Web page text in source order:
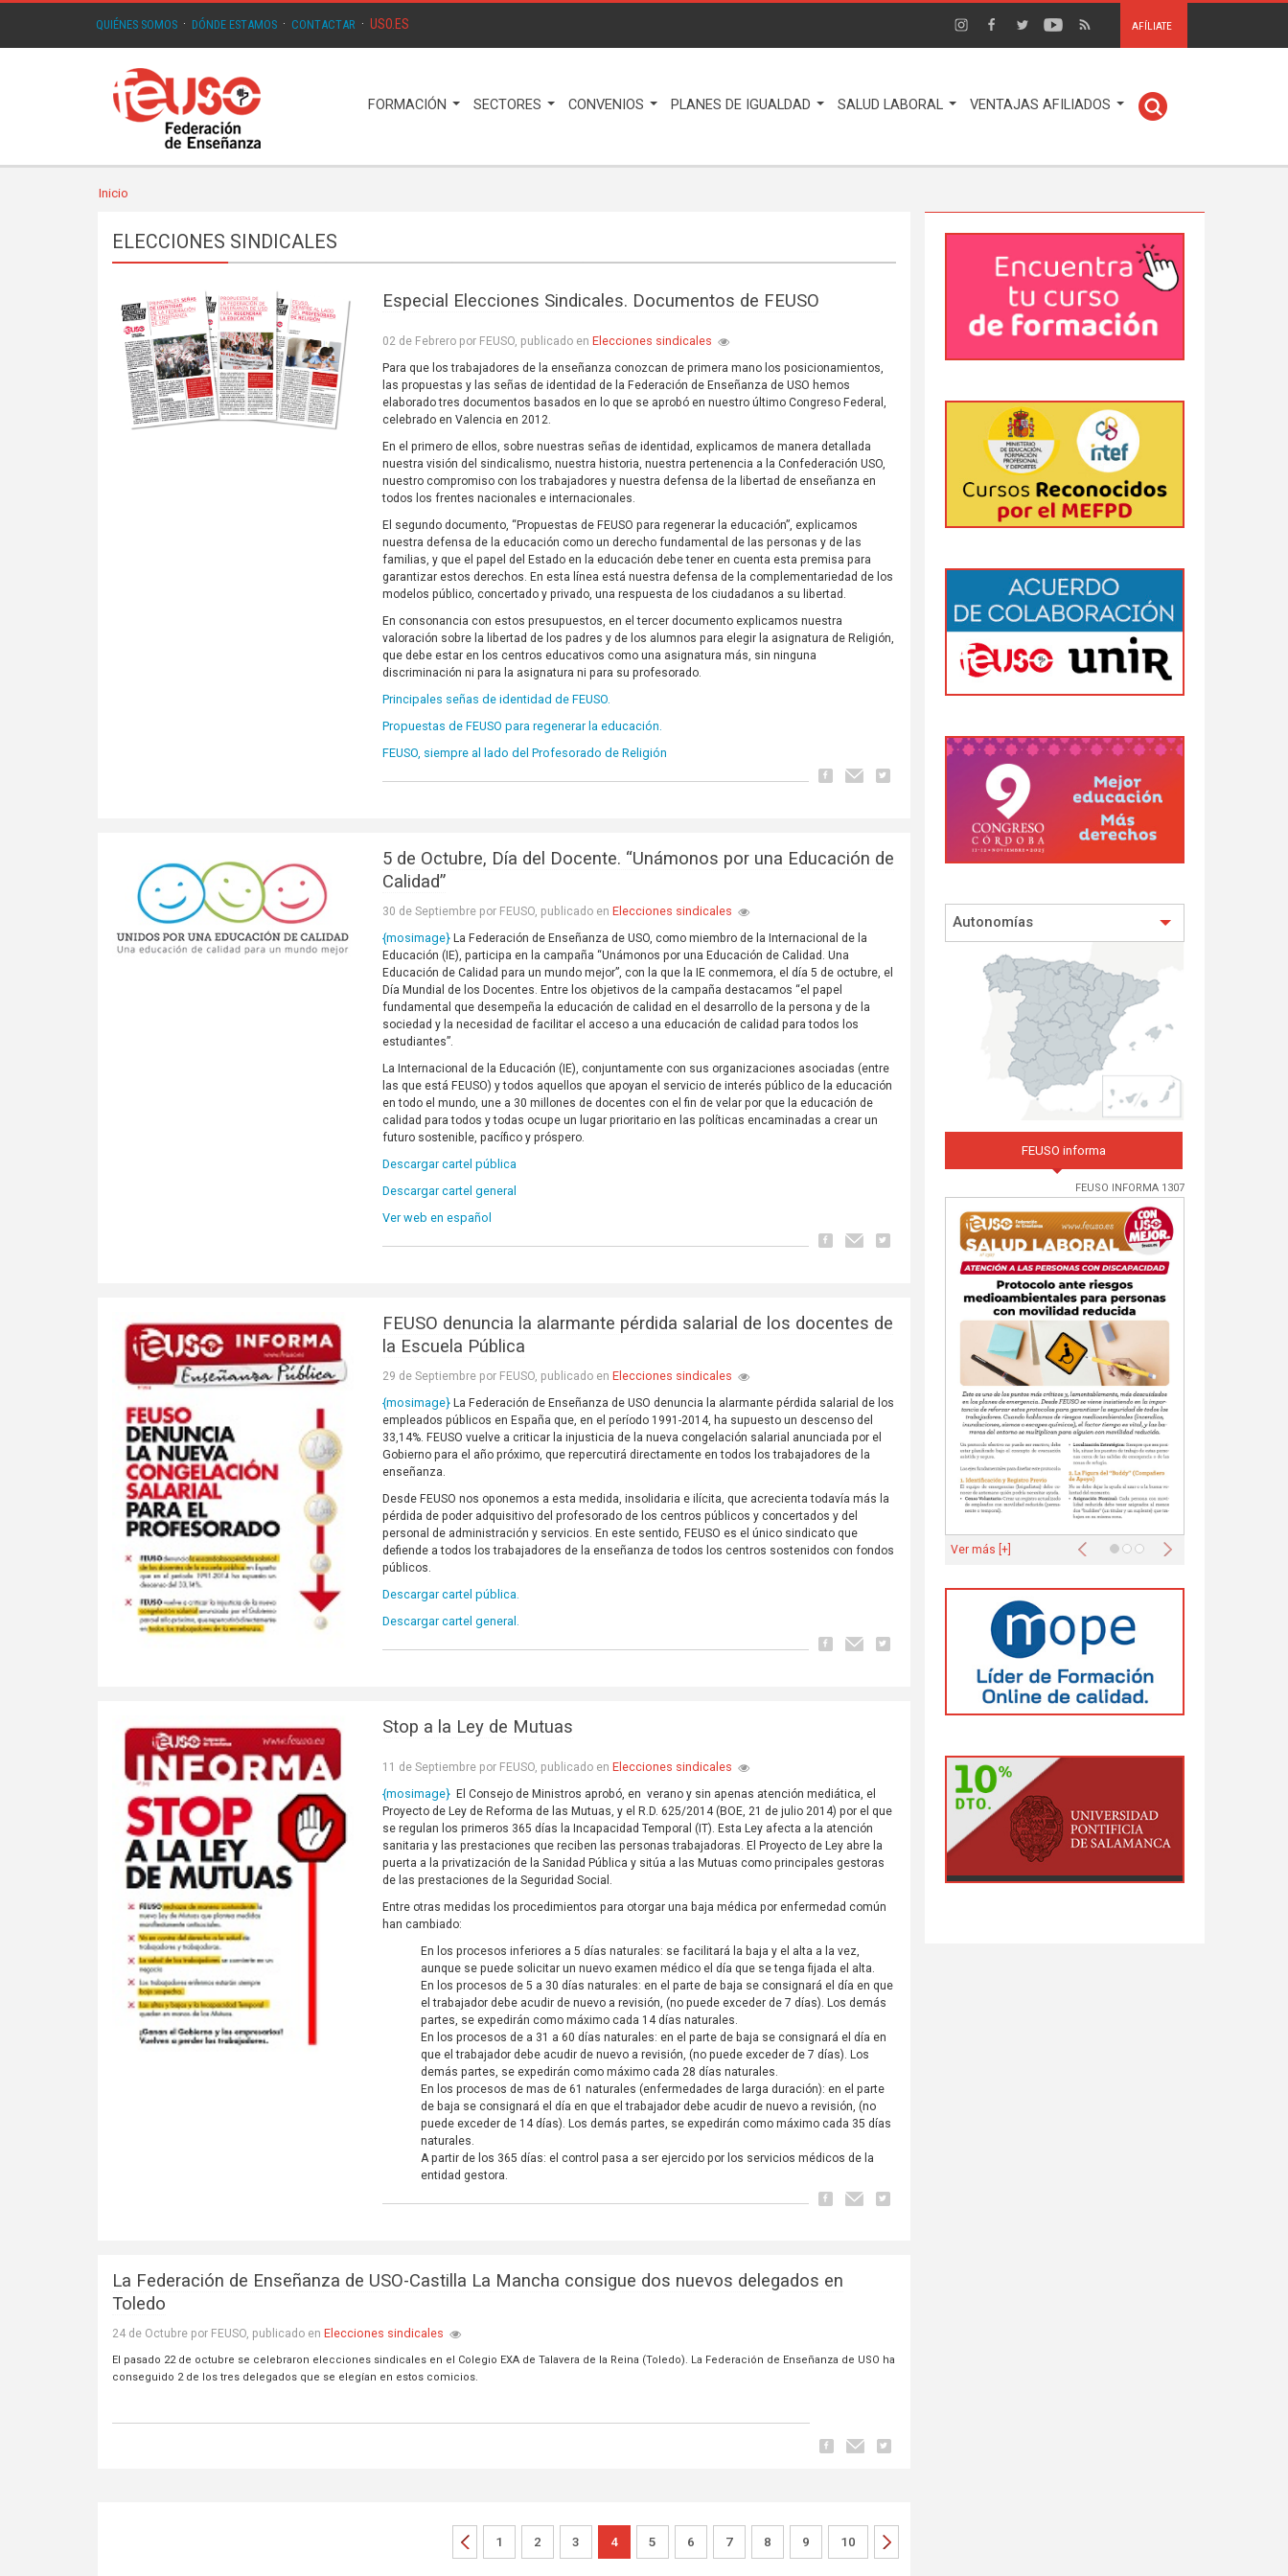
QUIÉNES SOMOS · DÓNDE ESTAMOS · CONTACTAR · USO.ES AFÍLIATE
FORMACIÓN SECTORES CONVENIOS PLANES DE IGUALDAD SALUD LABORAL VENTAJAS AFILIADOS
Inicio
ELECCIONES SINDICALES
Especial Elecciones Sindicales. Documentos de FEUSO
02 de Febrero por FEUSO, publicado en Elecciones sindicales
Para que los trabajadores de la enseñanza conozcan de primera mano los posicionamientos,
las propuestas y las señas de identidad de la Federación de Enseñanza de USO hemos
elaborado tres documentos basados en lo que se aprobó en nuestro último Congreso Federal,
celebrado en Valencia en 2012.
En el primero de ellos, sobre nuestras señas de identidad, explicamos de manera detallada
nuestra visión del sindicalismo, nuestra historia, nuestra pertenencia a la Confederación USO,
nuestro compromiso con los trabajadores y nuestra defensa de la libertad de enseñanza en
todos los frentes nacionales e internacionales.
El segundo documento, “Propuestas de FEUSO para regenerar la educación”, explicamos
nuestra defensa de la educación como un derecho fundamental de las personas y de las
familias, y que el papel del Estado en la educación debe tener en cuenta esta premisa para
garantizar estos derechos. En esta línea está nuestra defensa de la complementariedad de los
modelos público, concertado y privado, una respuesta de los ciudadanos a su libertad.
En consonancia con estos presupuestos, en el tercer documento explicamos nuestra
valoración sobre la libertad de los padres y de los alumnos para elegir la asignatura de Religión,
que debe estar en los centros educativos como una asignatura más, sin ninguna
discriminación ni para la asignatura ni para su profesorado.
Principales señas de identidad de FEUSO.
Propuestas de FEUSO para regenerar la educación.
FEUSO, siempre al lado del Profesorado de Religión
5 de Octubre, Día del Docente. “Unámonos por una Educación de
Calidad”
30 de Septiembre por FEUSO, publicado en Elecciones sindicales
{mosimage} La Federación de Enseñanza de USO, como miembro de la Internacional de la
Educación (IE), participa en la campaña “Unámonos por una Educación de Calidad. Una
Educación de Calidad para un mundo mejor”, con la que la IE conmemora, el día 5 de octubre, el
Día Mundial de los Docentes. Entre los objetivos de la campaña destacamos “el papel
fundamental que desempeña la educación de calidad en el desarrollo de la persona y de la
sociedad y la necesidad de facilitar el acceso a una educación de calidad para todos los
estudiantes”.
La Internacional de la Educación (IE), conjuntamente con sus organizaciones asociadas (entre
las que está FEUSO) y todos aquellos que apoyan el servicio de interés público de la educación
en todo el mundo, une a 30 millones de docentes con el fin de velar por que la educación de
calidad para todos y todas ocupe un lugar prioritario en las políticas encaminadas a crear un
futuro sostenible, pacífico y próspero.
Descargar cartel pública
Descargar cartel general
Ver web en español
FEUSO denuncia la alarmante pérdida salarial de los docentes de
la Escuela Pública
29 de Septiembre por FEUSO, publicado en Elecciones sindicales
{mosimage} La Federación de Enseñanza de USO denuncia la alarmante pérdida salarial de los
empleados públicos en España que, en el período 1991-2014, ha supuesto un descenso del
33,14%. FEUSO vuelve a criticar la injusticia de la nueva congelación salarial anunciada por el
Gobierno para el año próximo, que repercutirá directamente en todos los trabajadores de la
enseñanza.
Desde FEUSO nos oponemos a esta medida, insolidaria e ilícita, que acrecienta todavía más la
pérdida de poder adquisitivo del profesorado de los centros públicos y concertados y del
personal de administración y servicios. En este sentido, FEUSO es el único sindicato que
defiende a todos los trabajadores de la enseñanza de todos los centros sostenidos con fondos
públicos.
Descargar cartel pública.
Descargar cartel general.
Stop a la Ley de Mutuas
11 de Septiembre por FEUSO, publicado en Elecciones sindicales
{mosimage} El Consejo de Ministros aprobó, en verano y sin apenas atención mediática, el
Proyecto de Ley de Reforma de las Mutuas, y el R.D. 625/2014 (BOE, 21 de julio 2014) por el que
se regulan los primeros 365 días la Incapacidad Temporal (IT). Esta Ley afecta a la atención
sanitaria y las prestaciones que reciben las personas trabajadoras. El Proyecto de Ley abre la
puerta a la privatización de la Sanidad Pública y sitúa a las Mutuas como principales gestoras
de las prestaciones de la Seguridad Social.
Entre otras medidas los procedimientos para otorgar una baja médica por enfermedad común
han cambiado:
En los procesos inferiores a 5 días naturales: se facilitará la baja y el alta a la vez,
aunque se puede solicitar un nuevo examen médico el día que se tenga fijada el alta.
En los procesos de 5 a 30 días naturales: en el parte de baja se consignará el día en que
el trabajador debe acudir de nuevo a revisión, (no puede exceder de 7 días). Los demás
partes, se expedirán como máximo cada 14 días naturales.
En los procesos de a 31 a 60 días naturales: en el parte de baja se consignará el día en
que el trabajador debe acudir de nuevo a revisión, (no puede exceder de 7 días). Los
demás partes, se expedirán como máximo cada 28 días naturales.
En los procesos de mas de 61 naturales (enfermedades de larga duración): en el parte
de baja se consignará el día en que el trabajador debe acudir de nuevo a revisión, (no
puede exceder de 14 días). Los demás partes, se expedirán como máximo cada 35 días
naturales.
A partir de los 365 días: el control pasa a ser ejercido por los servicios médicos de la
entidad gestora.
La Federación de Enseñanza de USO-Castilla La Mancha consigue dos nuevos delegados en
Toledo
24 de Octubre por FEUSO, publicado en Elecciones sindicales
El pasado 22 de octubre se celebraron elecciones sindicales en el Colegio EXA de Talavera de la Reina (Toledo). La Federación de Enseñanza de USO ha
conseguido 2 de los tres delegados que se elegían en estos comicios.
1 2 3 4 5 6 7 8 9 10
Autonomías
FEUSO informa
FEUSO INFORMA 1307
Anterior Siguiente
Ver más [+]